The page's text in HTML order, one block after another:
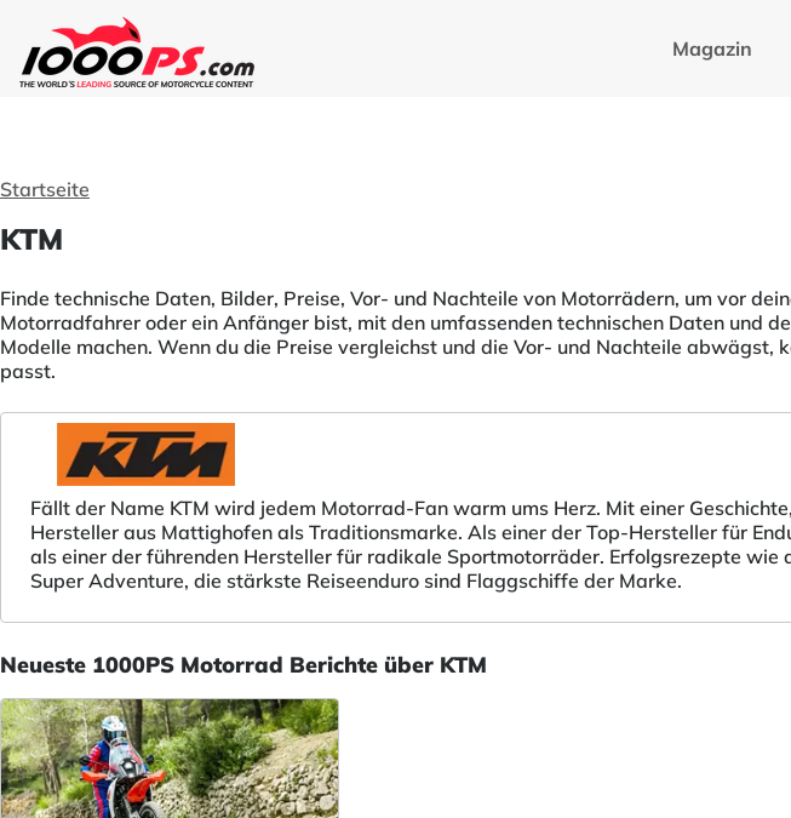
Magazin
Startseite
KTM
Finde technische Daten, Bilder, Preise, Vor- und Nachteile von Motorrädern, um vor
Motorradfahrer oder ein Anfänger bist, mit den umfassenden technischen Daten und
Modelle machen. Wenn du die Preise vergleichst und die Vor- und Nachteile
passt.
Fällt der Name KTM wird jedem Motorrad-Fan warm ums Herz. Mit einer
Hersteller aus Mattighofen als Traditionsmarke. Als einer der Top-Hersteller für
als einer der führenden Hersteller für radikale Sportmotorräder. Erfolgsrezepte
Super Adventure, die stärkste Reiseenduro sind Flaggschiffe der Marke.
Neueste 1000PS Motorrad Berichte über KTM